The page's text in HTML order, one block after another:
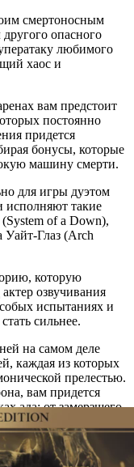
смертоносным
опасного
любимого
хаос и
вам предстоит
постоянно
придется
бонусы, которые
машину смерти.
для игры дуэтом
исполняют такие
of a Down),
Глаз (Arch
которую
озвучивания
испытаниях и
сильнее.
на самом деле
каждая из которых
прелестью.
вам придется
ада: от замерзшего
Outsiders,
шутеров от